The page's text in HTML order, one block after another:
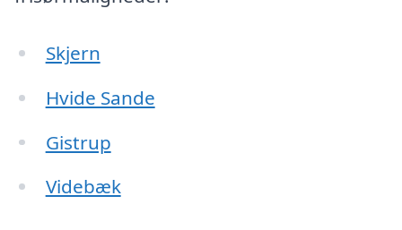
Skjern
Hvide Sande
Gistrup
Videbæk